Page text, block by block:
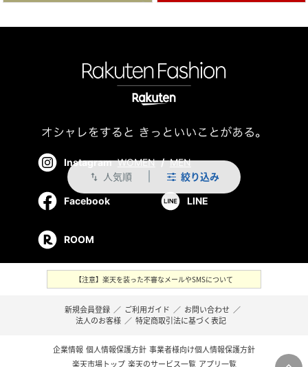
swap_vert 人気順 絞り込み
Instagram WOMEN / MEN
Facebook LINE
ROOM
【注意】楽天を装った不審なメールやSMSについて
新規会員登録 ／ ご利用ガイド ／ お問い合わせ ／
法人のお客様 ／ 特定商取引法に基づく表記
企業情報 個人情報保護方針 事業者様向け個人情報保護方針
楽天市場トップ 楽天のサービス一覧 アプリ一覧